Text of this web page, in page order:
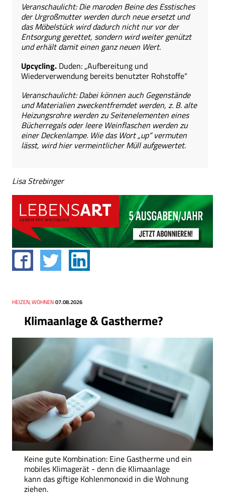
Veranschaulicht: Die maroden Beine des Esstisches
der Urgroßmutter werden durch neue ersetzt und
das Möbelstück wird dadurch nicht nur vor der
Entsorgung gerettet, sondern wird weiter genützt
und erhält damit einen ganz neuen Wert.
Upcycling. Duden: „Aufbereitung und
Wiederverwendung bereits benutzter Rohstoffe“
Veranschaulicht: Dabei können auch Gegenstände
und Materialien zweckentfremdet werden, z. B. alte
Heizungsrohre werden zu Seitenelementen eines
Bücherregals oder leere Weinflaschen werden zu
einer Deckenlampe. Wie das Wort „up“ vermuten
lässt, wird hier vermeintlicher Müll aufgewertet.
Lisa Strebinger
Klimaanlage & Gastherme?
Thema
HEIZEN, WOHNEN
Datum 07.08.2026
Keine gute Kombination: Eine Gastherme und ein
mobiles Klimagerät - denn die Klimaanlage
kann das giftige Kohlenmonoxid in die Wohnung
ziehen.